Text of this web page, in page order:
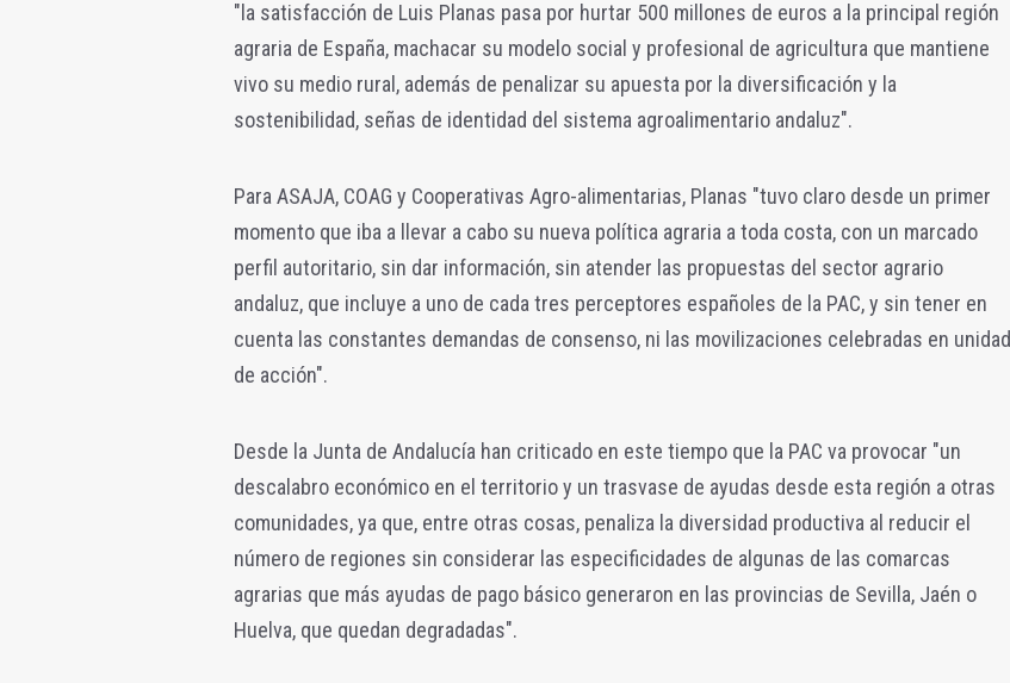
"la satisfacción de Luis Planas pasa por hurtar 500 millones de euros a la principal región
agraria de España, machacar su modelo social y profesional de agricultura que mantiene
vivo su medio rural, además de penalizar su apuesta por la diversificación y la
sostenibilidad, señas de identidad del sistema agroalimentario andaluz".
Para ASAJA, COAG y Cooperativas Agro-alimentarias, Planas "tuvo claro desde un primer
momento que iba a llevar a cabo su nueva política agraria a toda costa, con un marcado
perfil autoritario, sin dar información, sin atender las propuestas del sector agrario
andaluz, que incluye a uno de cada tres perceptores españoles de la PAC, y sin tener en
cuenta las constantes demandas de consenso, ni las movilizaciones celebradas en unidad
de acción".
Desde la Junta de Andalucía han criticado en este tiempo que la PAC va provocar "un
descalabro económico en el territorio y un trasvase de ayudas desde esta región a otras
comunidades, ya que, entre otras cosas, penaliza la diversidad productiva al reducir el
número de regiones sin considerar las especificidades de algunas de las comarcas
agrarias que más ayudas de pago básico generaron en las provincias de Sevilla, Jaén o
Huelva, que quedan degradadas".